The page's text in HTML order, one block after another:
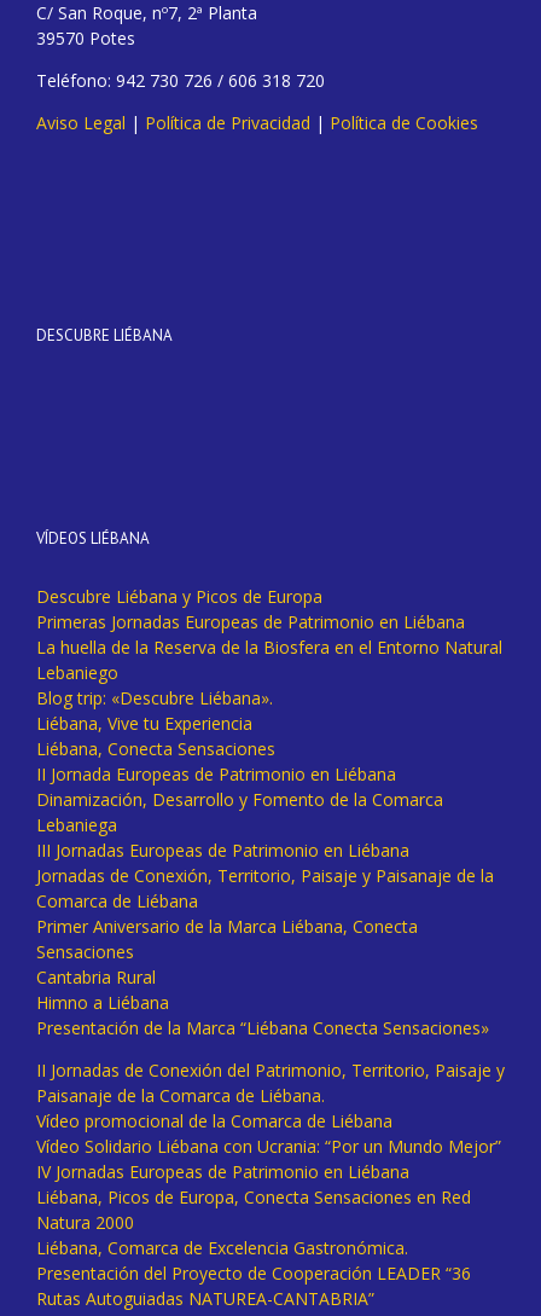
C/ San Roque, nº7, 2ª Planta
39570 Potes
Teléfono: 942 730 726 / 606 318 720
Aviso Legal | Política de Privacidad | Política de Cookies
DESCUBRE LIÉBANA
VÍDEOS LIÉBANA
Descubre Liébana y Picos de Europa
Primeras Jornadas Europeas de Patrimonio en Liébana
La huella de la Reserva de la Biosfera en el Entorno Natural
Lebaniego
Blog trip: «Descubre Liébana».
Liébana, Vive tu Experiencia
Liébana, Conecta Sensaciones
II Jornada Europeas de Patrimonio en Liébana
Dinamización, Desarrollo y Fomento de la Comarca
Lebaniega
III Jornadas Europeas de Patrimonio en Liébana
Jornadas de Conexión, Territorio, Paisaje y Paisanaje de la
Comarca de Liébana
Primer Aniversario de la Marca Liébana, Conecta
Sensaciones
Cantabria Rural
Himno a Liébana
Presentación de la Marca “Liébana Conecta Sensaciones»
II Jornadas de Conexión del Patrimonio, Territorio, Paisaje y
Paisanaje de la Comarca de Liébana.
Vídeo promocional de la Comarca de Liébana
Vídeo Solidario Liébana con Ucrania: “Por un Mundo Mejor”
IV Jornadas Europeas de Patrimonio en Liébana
Liébana, Picos de Europa, Conecta Sensaciones en Red
Natura 2000
Liébana, Comarca de Excelencia Gastronómica.
Presentación del Proyecto de Cooperación LEADER “36
Rutas Autoguiadas NATUREA-CANTABRIA”